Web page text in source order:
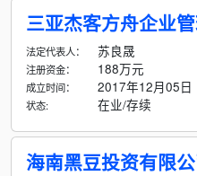
三亚杰客方舟企业
法定代表人： 苏良晟
注册资金： 188万元
成立时间： 2017年12月05日
状态: 在业/存续
海南黑豆投资有限